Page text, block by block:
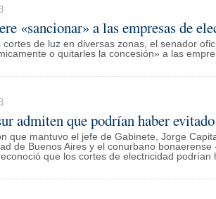
«sancionar» a las empresas de
de luz en diversas zonas, el senador
o quitarles la concesión» a las
admiten que podrían haber
que mantuvo el jefe de Gabinete, Jorge
de Buenos Aires y el conurbano
que los cortes de electricidad podrían